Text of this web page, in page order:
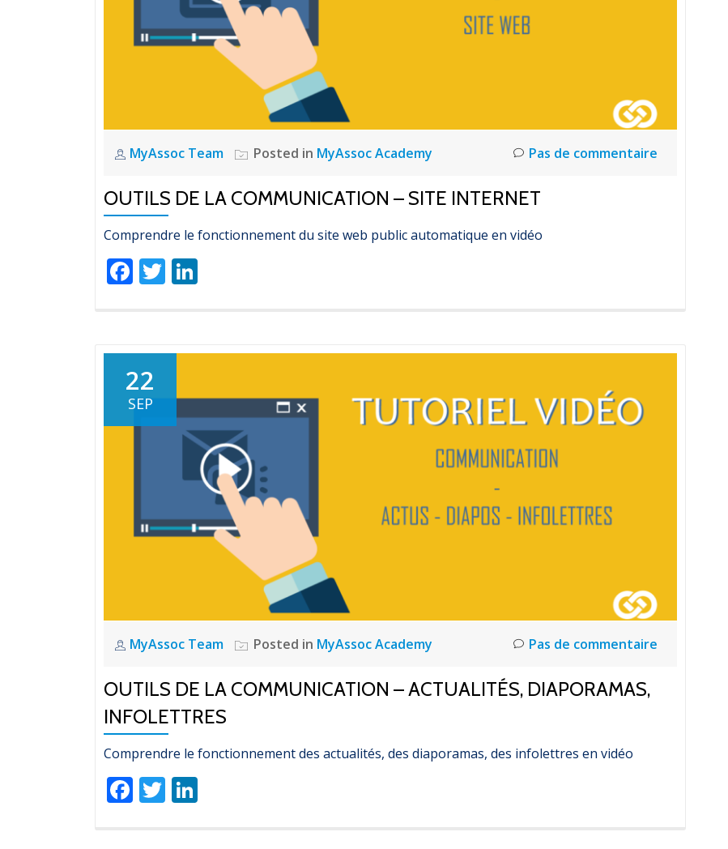
MyAssoc Team Posted in MyAssoc Academy Pas de commentaire
OUTILS DE LA COMMUNICATION – SITE INTERNET
Comprendre le fonctionnement du site web public automatique en vidéo
Facebook
Twitter
22
SEP
MyAssoc Team Posted in MyAssoc Academy Pas de commentaire
OUTILS DE LA COMMUNICATION – ACTUALITÉS, DIAPORAMAS,
INFOLETTRES
Comprendre le fonctionnement des actualités, des diaporamas, des infolettres en vidéo
Facebook
Twitter